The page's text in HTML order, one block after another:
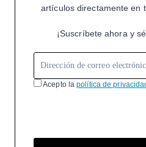
artículos directamente en
¡Suscríbete ahora y
Acepto lapolítica de